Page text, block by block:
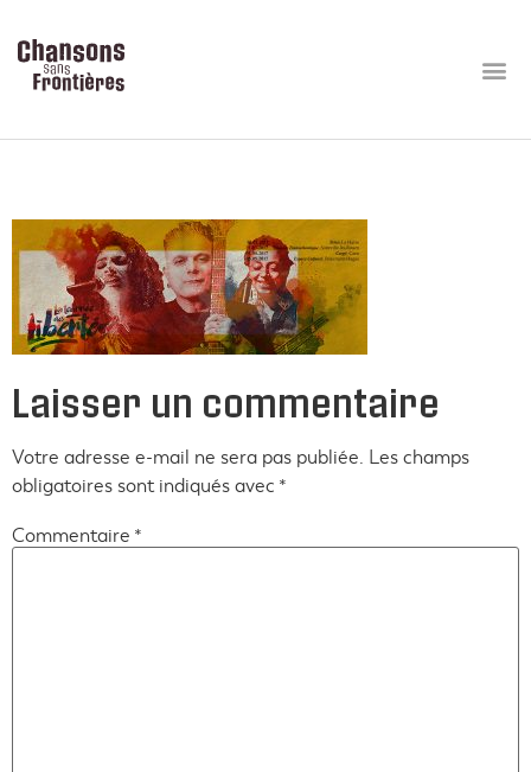
Laisser un commentaire
Votre adresse e-mail ne sera pas publiée. Les champs
obligatoires sont indiqués avec *
Commentaire *